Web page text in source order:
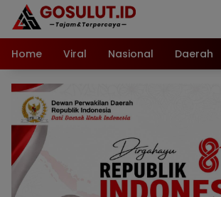
Home Viral Nasional Daerah